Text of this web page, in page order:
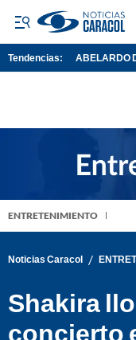
Tendencias: ABELARDO
ENTRETENIMIENTO
Noticias Caracol /
Shakira
concierto